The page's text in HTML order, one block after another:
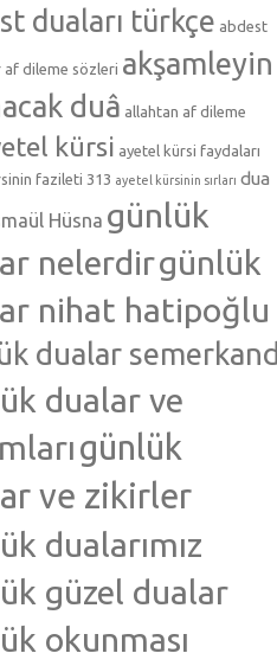
duaları türkçe abdest
af dileme sözleri akşamleyin
duâ allahtan af dileme
kürsi ayetel kürsi faydaları
fazileti 313 ayetel kürsinin sırları dua
Hüsna günlük
nelerdirgünlük
nihat hatipoğlu
dualar semerkand
dualar ve
günlük
ve zikirler
dualarımız
güzel dualar
okunması